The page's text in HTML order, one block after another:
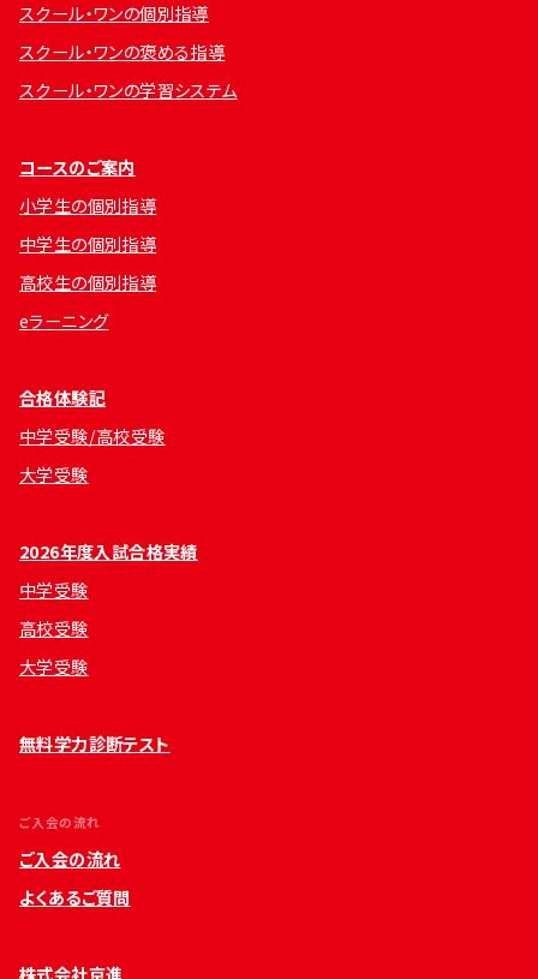
スクール・ワンの個別指導
スクール・ワンの褒める指導
スクール・ワンの学習システム
コースのご案内
小学生の個別指導
中学生の個別指導
高校生の個別指導
eラーニング
合格体験記
中学受験/高校受験
大学受験
2026年度入試合格実績
中学受験
高校受験
大学受験
無料学力診断テスト
ご入会の流れ
ご入会の流れ
よくあるご質問
株式会社京進